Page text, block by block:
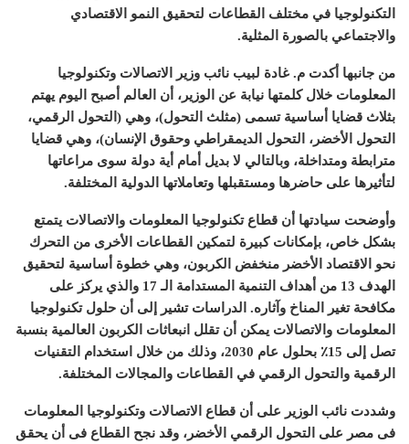
التكنولوجيا في مختلف القطاعات لتحقيق النمو الاقتصادي
والاجتماعي بالصورة المثلية.
من جانبها أكدت م. غادة لبيب نائب وزير الاتصالات وتكنولوجيا
المعلومات خلال كلمتها نيابة عن الوزير، أن العالم أصبح اليوم يهتم
بثلاث قضايا أساسية تسمى (مثلث التحول)، وهي ( التحول الرقمي،
التحول الأخضر، التحول الديمقراطي وحقوق الإنسان)، وهي قضايا
مترابطة ومتداخلة، وبالتالي لا بديل أمام أية دولة سوى مراعاتها
لتأثيرها على حاضرها ومستقبلها وتعاملاتها الدولية المختلفة.
وأوضحت سيادتها أن قطاع تكنولوجيا المعلومات والاتصالات يتمتع
بشكل خاص، بإمكانات كبيرة لتمكين القطاعات الأخرى من التحرك
نحو الاقتصاد الأخضر منخفض الكربون، وهي خطوة أساسية لتحقيق
الهدف 13 من أهداف التنمية المستدامة الـ 17 والذي يركز على
مكافحة تغير المناخ وآثاره. الدراسات تشير إلى أن حلول تكنولوجيا
المعلومات والاتصالات يمكن أن تقلل انبعاثات الكربون العالمية بنسبة
تصل إلى 15٪ بحلول عام 2030، وذلك من خلال استخدام التقنيات
الرقمية والتحول الرقمي في القطاعات والمجالات المختلفة.
وشددت نائب الوزير على أن قطاع الاتصالات وتكنولوجيا المعلومات
فى مصر على التحول الرقمي الأخضر، وقد نجح القطاع فى أن يحقق